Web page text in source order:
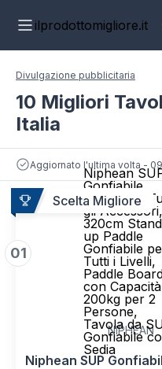
ilprodottomigliore.it
Divulgazione pubblicitaria
10 Migliori
Italia
Aggiornato l'ultima volta -
Scelta Migliore
01
Niphean
Gonfiabile
Adulti con
gli Accessori,
320cm Stand
up Paddle
Gonfiabile
Tutti i Livelli,
Paddle
con
200kg per 2
Persone,
Tavola da
Gonfiabile
Sedia
NIPHEAN
Niphean SUP